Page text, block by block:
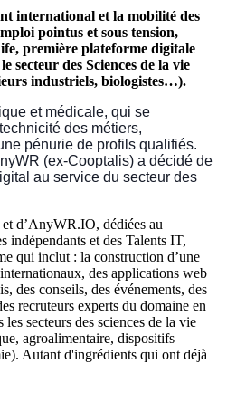
international et la mobilité des
pointus et sous tension,
première plateforme digitale
secteur des Sciences de la vie
industriels, biologistes…).
et médicale, qui se
des métiers,
pénurie de profils qualifiés.
(ex-Cooptalis) a décidé de
au service du secteur des
d’AnyWR.IO, dédiées au
indépendants et des Talents IT,
qui inclut : la construction d’une
des applications web
des conseils, des événements, des
recruteurs experts du domaine en
secteurs des sciences de la vie
agroalimentaire, dispositifs
Autant d'ingrédients qui ont déjà